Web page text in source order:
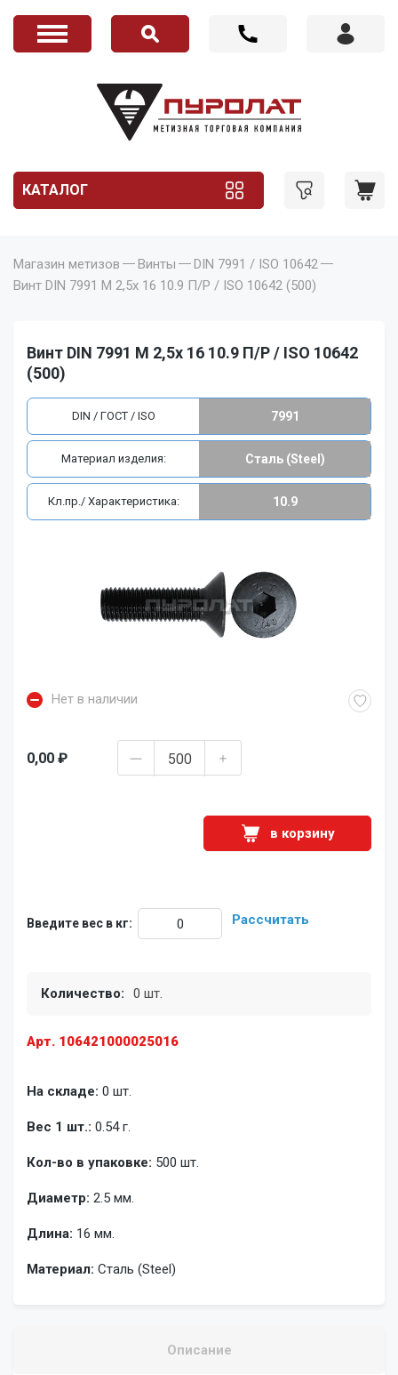
КАТАЛОГ
Магазин метизов Винты
DIN 7991 / ISO 10642
Винт DIN 7991 M 2,5x 16 10.9 П/Р / ISO 10642 (500)
Винт DIN 7991 M 2,5x 16 10.9 П/Р / ISO 10642
(500)
Арт. 106421000025016
Нет в наличии
На складе: 0 шт.
Вес 1 шт.: 0.54 г.
Кол-во в упаковке: 500 шт.
Диаметр: 2.5 мм.
Длина: 16 мм.
Материал: Сталь (Steel)
0,00 ₽
в корзину
Введите вес в кг: Рассчитать
Количество: 0 шт.
DIN / ГОСТ / ISO 7991
Материал изделия: Сталь (Steel)
Кл.пр./ Характеристика: 10.9
Описание